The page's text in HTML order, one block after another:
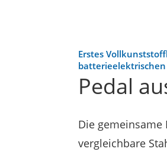
Erstes
batterieelektrischen
Pedal
Die gemeinsame
vergleichbare